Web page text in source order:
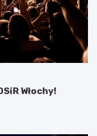
Włochy!